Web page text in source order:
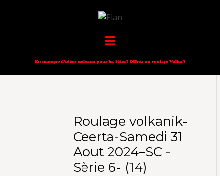
VOLKANIK-
ENDURANCE
Menu
Roulage volkanik-
Ceerta-Samedi 31
Aout 2024–SC -
Sèrie 6- (14)